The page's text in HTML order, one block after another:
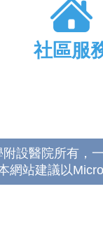
社區服
設醫院所有，
網站建議以